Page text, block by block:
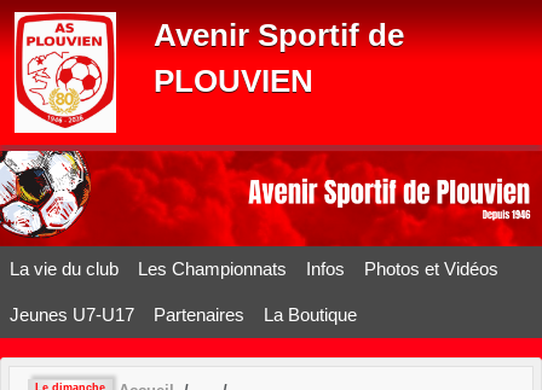
Avenir Sportif de
PLOUVIEN
La vie du club Les Championnats Infos Photos et Vidéos
Jeunes U7-U17 Partenaires La Boutique
Le dimanche
Panneau de gestion des cookies